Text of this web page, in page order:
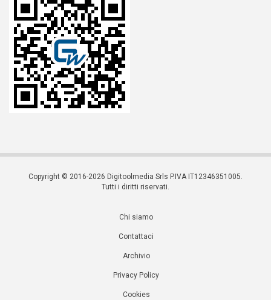
Copyright © 2016-2026 Digitoolmedia Srls P.IVA IT12346351005.
Tutti i diritti riservati.
Chi siamo
Contattaci
Archivio
Privacy Policy
Cookies